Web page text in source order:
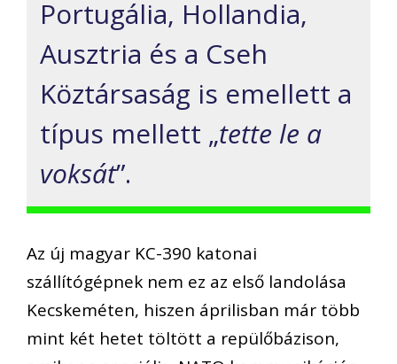
Portugália, Hollandia,
Ausztria és a Cseh
Köztársaság is emellett a
típus mellett „tette le a
voksát”.
Az új magyar KC-390 katonai
szállítógépnek nem ez az első landolása
Kecskeméten, hiszen áprilisban már több
mint két hetet töltött a repülőbázison,